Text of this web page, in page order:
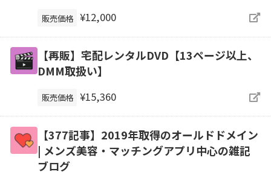
販売価格 ¥12,000
【再販】宅配レンタルDVD【13ページ以上、
DMM取扱い】
販売価格 ¥15,360
【377記事】2019年取得のオールドドメイン
| メンズ美容・マッチングアプリ中心の雑記
ブログ